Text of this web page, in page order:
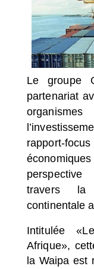
Le groupe
partenariat
rapport-
travers la
continentale
Intitulée
Afrique»,
la Waipa est